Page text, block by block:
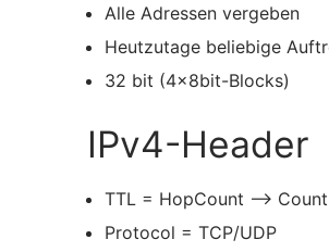
Alle Adressen vergeben
Heutzutage beliebige
32 bit (4x8bit-Blocks)
IPv4-Header
TTL = HopCount –>
Protocol = TCP/UDP